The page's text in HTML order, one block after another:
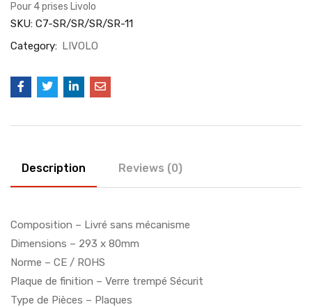
Pour 4 prises Livolo
SKU: C7-SR/SR/SR/SR-11
Category: LIVOLO
Description Reviews (0)
Composition – Livré sans mécanisme
Dimensions – 293 x 80mm
Norme – CE / ROHS
Plaque de finition – Verre trempé Sécurit
Type de Pièces – Plaques